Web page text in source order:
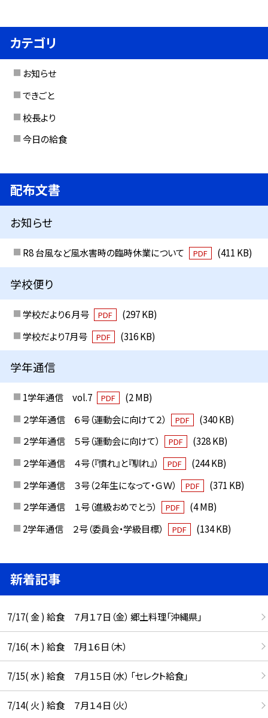
カテゴリ
お知らせ
できごと
校長より
今日の給食
配布文書
お知らせ
R8 台風など風水害時の臨時休業について PDF (411 KB)
学校便り
学校だより６月号 PDF
(297 KB)
学校だより7月号
PDF (316 KB)
学年通信
1学年通信 vol.7 PDF
(2 MB)
２学年通信 ６号（運動会に向けて２）
PDF
(340 KB)
２学年通信 ５号（運動会に向けて）
PDF
(328 KB)
２学年通信 ４号（『慣れ』と『馴れ』）
PDF
(244 KB)
２学年通信 ３号（２年生になって・ＧＷ）
PDF
(371 KB)
２学年通信 １号（進級おめでとう）
PDF
(4 MB)
2学年通信 ２号（委員会・学級目標）
PDF (134 KB)
新着記事
7/17( 金 ) 給食 ７月１７日（金） 郷土料理「沖縄県」
7/16( 木 ) 給食 7月１６日（木）
7/15( 水 ) 給食 ７月１５日（水） 「セレクト給食」
7/14( 火 ) 給食 ７月１４日（火）